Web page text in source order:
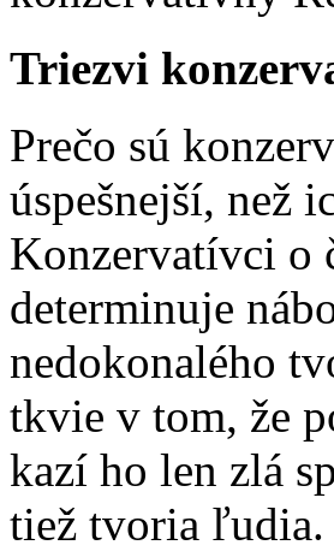
Triezvi
Prečo sú
úspešnejší, než
Konzervatívci o
determinuje
nedokonalého
tkvie v tom, že
kazí ho len zlá
tiež tvoria ľudia.